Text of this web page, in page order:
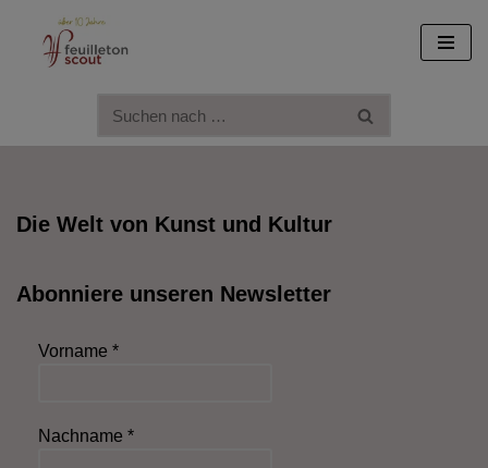
Zum
Die Welt von Kunst und Kultur
Abonniere unseren Newsletter
Vorname *
Nachname *